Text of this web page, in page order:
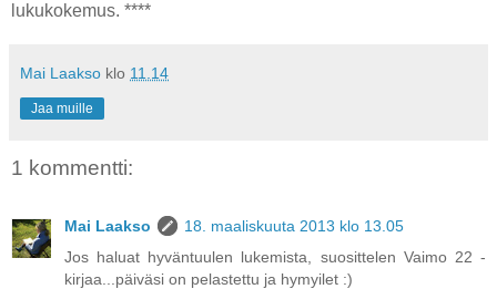
lukukokemus. ****
Mai Laakso klo 11.14
Jaa muille
1 kommentti:
Mai Laakso
18. maaliskuuta 2013 klo 13.05
Jos haluat hyväntuulen lukemista, suosittelen Vaimo 22 -
kirjaa...päiväsi on pelastettu ja hymyilet :)